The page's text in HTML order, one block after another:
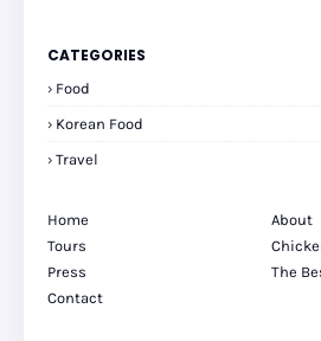
CATEGORIES
Food
Korean Food
Travel
Home
About
Tours
Press
The
Contact